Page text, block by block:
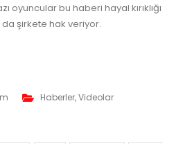
oyuncular bu haberi hayal kırıklığı
da şirkete hak veriyor.
Haberler,Videolar